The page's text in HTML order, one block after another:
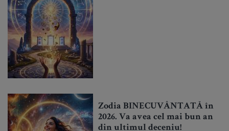
Zodia BINECUVÂNTATĂ în
2026. Va avea cel mai bun an
din ultimul deceniu!